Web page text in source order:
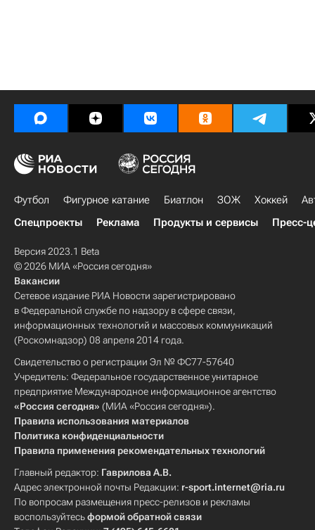
Футбол Фигурное катание Биатлон ЗОЖ Хоккей
Спецпроекты
Реклама Продукты и сервисы Пресс-
Версия 2023.1 Beta
© 2026 МИА «Россия сегодня»
Вакансии
Сетевое издание РИА Новости зарегистрировано
в Федеральной службе по надзору в сфере связи,
информационных технологий и массовых коммуникаций
(Роскомнадзор) 08 апреля 2014 года.
Свидетельство о регистрации Эл № ФС77-57640
Учредитель: Федеральное государственное унитарное
предприятие Международное информационное агентство
«Россия сегодня» (МИА «Россия сегодня»).
Правила использования материалов
Политика конфиденциальности
Правила применения рекомендательных технологий
Главный редактор: Гаврилова А.В.
Адрес электронной почты Редакции: r-sport.internet@ria.ru
По вопросам размещения пресс-релизов и рекламы
воспользуйтесьформой обратной связи